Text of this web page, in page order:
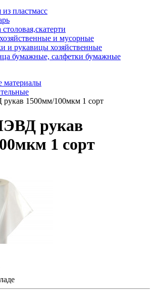
пластмасс
и мусорные
и рукавицы хозяйственные
бумажные, салфетки бумажные
материалы
1500мм/100мкм 1 сорт
рукав
1 сорт